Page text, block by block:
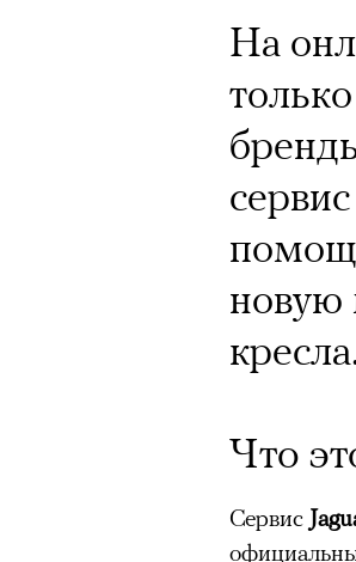
На
новую
Что
Сервис